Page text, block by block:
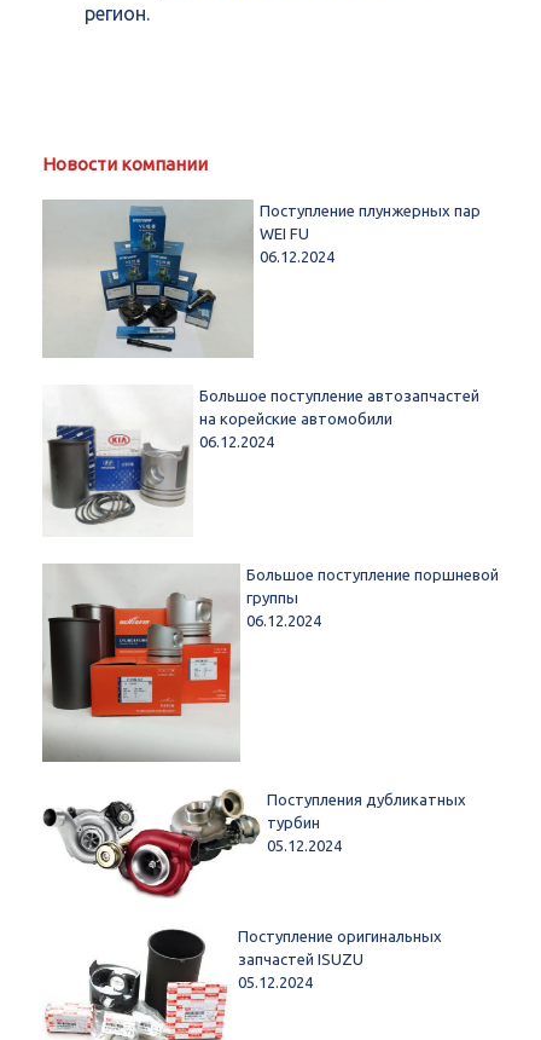
регион.
Новости компании
Поступление плунжерных пар
WEI FU
06.12.2024
Большое поступление автозапчастей
на корейские автомобили
06.12.2024
Большое поступление поршневой
группы
06.12.2024
Поступления дубликатных
турбин
05.12.2024
Поступление оригинальных
запчастей ISUZU
05.12.2024